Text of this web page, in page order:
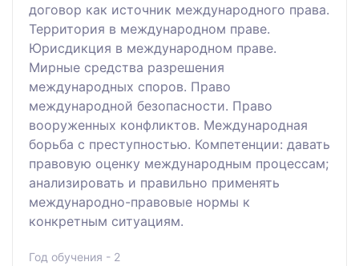
договор как источник международного права.
Территория в международном праве.
Юрисдикция в международном праве.
Мирные средства разрешения
международных споров. Право
международной безопасности. Право
вооруженных конфликтов. Международная
борьба с преступностью. Компетенции: давать
правовую оценку международным процессам;
анализировать и правильно применять
международно-правовые нормы к
конкретным ситуациям.
Год обучения - 2